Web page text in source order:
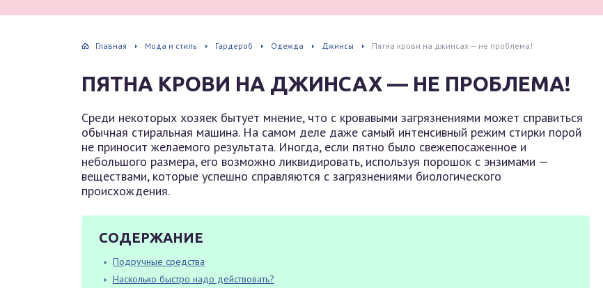
Главная Мода и стиль Гардероб Одежда Джинсы Пятна крови на джинсах — не проблема!
ПЯТНА КРОВИ НА ДЖИНСАХ — НЕ ПРОБЛЕМА!
Среди некоторых хозяек бытует мнение, что с кровавыми загрязнениями может справиться
обычная стиральная машина. На самом деле даже самый интенсивный режим стирки порой
не приносит желаемого результата. Иногда, если пятно было свежепосаженное и
небольшого размера, его возможно ликвидировать, используя порошок с энзимами —
веществами, которые успешно справляются с загрязнениями биологического
происхождения.
СОДЕРЖАНИЕ
Подручные средства
Насколько быстро надо действовать?